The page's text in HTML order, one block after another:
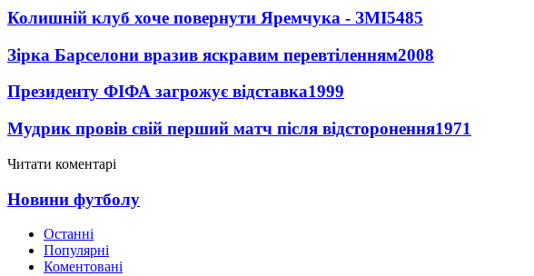
Колишній клуб хоче повернути Яремчука - ЗМІ5485
Зірка Барселони вразив яскравим перевтіленням2008
Президенту ФІФА загрожує відставка1999
Мудрик провів свій перший матч після відсторонення1971
Читати коментарі
Новини футболу
Останні
Популярні
Коментовані